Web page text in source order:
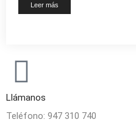
Leer más
Llámanos
Teléfono: 947 310 740